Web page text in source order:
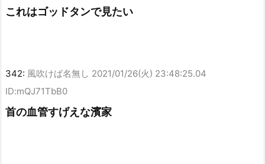
これはゴッドタンで見たい
342: 風吹けば名無し 2021/01/26(火) 23:48:25.04
ID:mQJ71TbB0
首の血管すげえな濱家